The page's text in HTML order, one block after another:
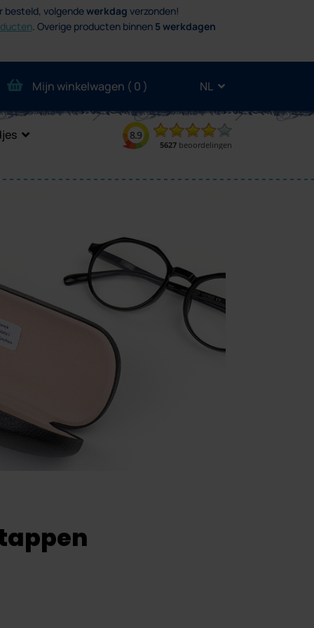
besteld, volgendewerkdag verzonden!
. Overige producten binnen 5 werkdagen
Mijn winkelwagen ( 0 ) NL